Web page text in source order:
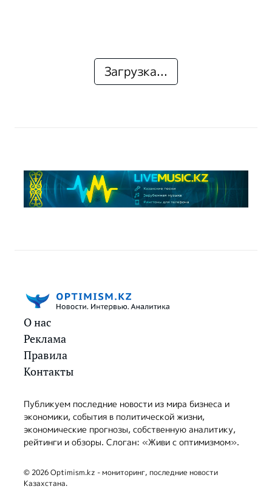
Загрузка...
О нас
Реклама
Правила
Контакты
Публикуем последние новости из мира бизнеса и
экономики, события в политической жизни,
экономические прогнозы, собственную аналитику,
рейтинги и обзоры. Слоган: «Живи с оптимизмом».
© 2026 Optimism.kz - мониторинг, последние новости
Казахстана.